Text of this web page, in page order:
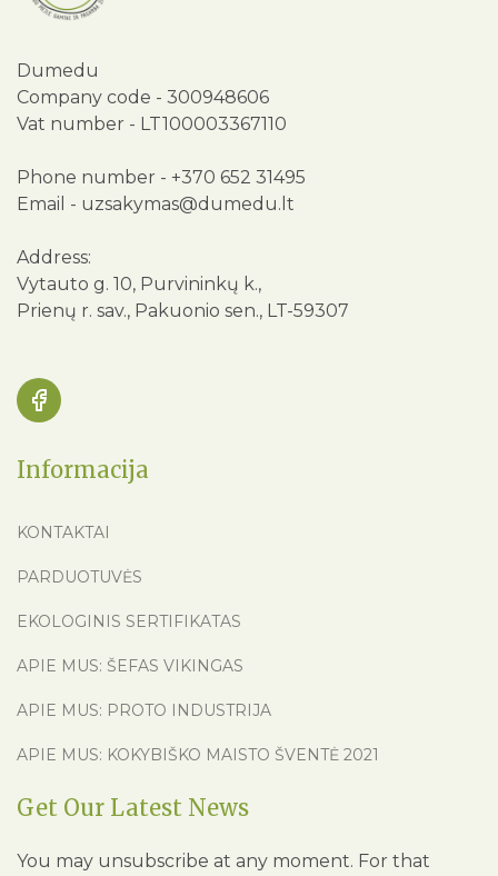
Dumedu
Company code - 300948606
Vat number - LT100003367110
Phone number - +370 652 31495
Email - uzsakymas@dumedu.lt
Address:
Vytauto g. 10, Purvininkų k.,
Prienų r. sav., Pakuonio sen., LT-59307
Informacija
KONTAKTAI
PARDUOTUVĖS
EKOLOGINIS SERTIFIKATAS
APIE MUS: ŠEFAS VIKINGAS
APIE MUS: PROTO INDUSTRIJA
APIE MUS: KOKYBIŠKO MAISTO ŠVENTĖ 2021
Get Our Latest News
You may unsubscribe at any moment. For that